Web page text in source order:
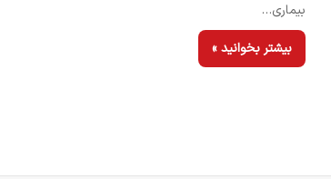
بیماری…
بیشتر بخوانید »